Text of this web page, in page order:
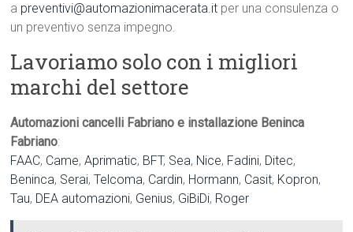
a preventivi@automazionimacerata.it per una consulenza o
un preventivo senza impegno.
Lavoriamo solo con i migliori
marchi del settore
Automazioni cancelli Fabriano e installazione Beninca
Fabriano:
FAAC, Came,Aprimatic, BFT, Sea, Nice, Fadini, Ditec,
Beninca, Serai,Telcoma, Cardin, Hormann, Casit, Kopron,
Tau, DEA automazioni, Genius, GiBiDi, Roger